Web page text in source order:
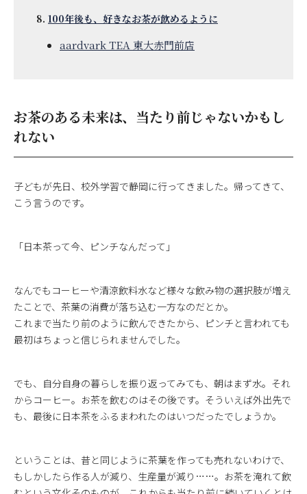
100年後も、好きなお茶が飲めるように
aardvark TEA 東大赤門前店
お茶のある未来は、当たり前じゃないかもし
れない
子どもが先日、校外学習で静岡に行ってきました。帰ってきて、
こう言うのです。
「日本茶って今、ピンチなんだって」
なんでもコーヒーや清涼飲料水など様々な飲み物の選択肢が増え
たことで、茶葉の消費が落ち込む一方なのだとか。
これまで当たり前のように飲んできたから、ピンチと言われても
最初はちょっと信じられませんでした。
でも、自分自身の暮らしを振り返ってみても、朝はまず水。それ
からコーヒー。お茶を飲むのはその後です。そういえば外出先で
も、最後に日本茶をふるまわれたのはいつだったでしょうか。
ということは、昔と同じように茶葉を作っても売れないわけで、
もしかしたら作る人が減り、生産量が減り……。お茶を淹れて飲